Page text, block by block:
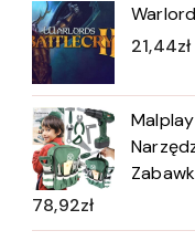
21,44zł
78,92zł